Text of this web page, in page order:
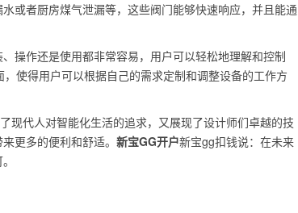
或者厨房煤气泄漏等，这些阀门能够快速响应，并且能通
操作还是使用都非常容易，用户可以轻松地理解和控制
使得用户可以根据自己的需求定制和调整设备的工作方
现代人对智能化生活的追求，又展现了设计师们卓越的技
更多的便利和舒适。 新宝GG开户新宝gg扣钱说：在未来